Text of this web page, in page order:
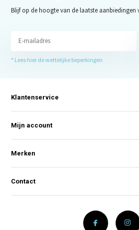
Blijf op de hoogte van de laatste aanbiedingen
* Lees hier de wettelijke beperkingen
Klantenservice
Mijn account
Merken
Contact